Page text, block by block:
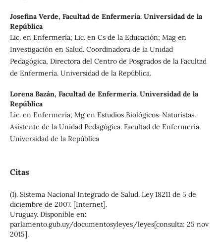
Josefina Verde, Facultad de Enfermería. Universidad de la
República
Lic. en Enfermería; Lic. en Cs de la Educación; Mag en
Investigación en Salud. Coordinadora de la Unidad
Pedagógica, Directora del Centro de Posgrados de la Facultad
de Enfermería. Universidad de la República.
Lorena Bazán, Facultad de Enfermería. Universidad de la
República
Lic. en Enfermería; Mg en Estudios Biológicos-Naturistas.
Asistente de la Unidad Pedagógica. Facultad de Enfermería.
Universidad de la República
Citas
(1). Sistema Nacional Integrado de Salud. Ley 18211 de 5 de
diciembre de 2007. [Internet].
Uruguay. Disponible en:
parlamento.gub.uy/documentosyleyes/leyes[consulta: 25 nov
2015].